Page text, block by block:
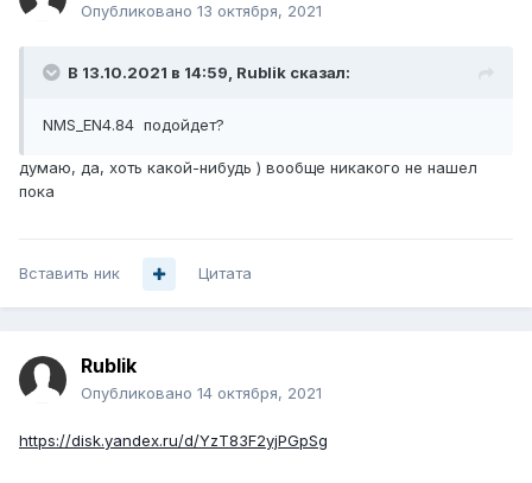
Опубликовано 13 октября, 2021
В 13.10.2021 в 14:59, Rublik сказал:
NMS_EN4.84 подойдет?
думаю, да, хоть какой-нибудь ) вообще никакого не нашел
пока
Вставить ник Цитата
Rublik
Опубликовано 14 октября, 2021
https://disk.yandex.ru/d/YzT83F2yjPGpSg